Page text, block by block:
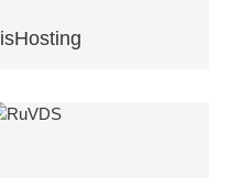
isHosting